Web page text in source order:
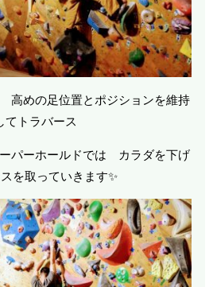
高めの足位置とポジションを維持
てトラバース
パーホールドでは カラダを下げ
を取っていきます✨